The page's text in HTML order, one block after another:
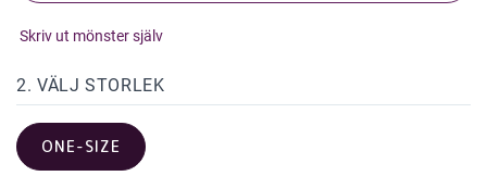
Skriv ut mönster själv
2. VÄLJ STORLEK
ONE-SIZE